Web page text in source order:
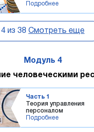
Подробнее
4 из 38 Смотреть еще
Модуль 4
человеческими
Часть 1
Теория управления
персоналом
Подробнее